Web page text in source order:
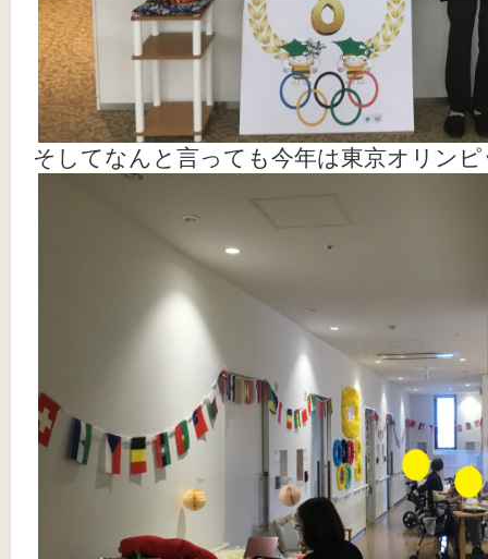
そしてなんと言っても今年は東京オリン